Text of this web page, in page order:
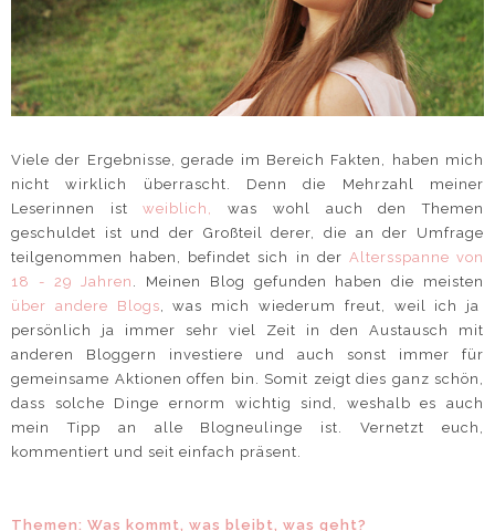
Viele der Ergebnisse, gerade im Bereich Fakten, haben mich
nicht wirklich überrascht. Denn die Mehrzahl meiner
Leserinnen istweiblich,
was wohl auch den Themen
geschuldet ist und der Großteil derer, die an der Umfrage
teilgenommen haben, befindet sich in der Altersspanne von
18 - 29 Jahren
. Meinen Blog gefunden haben die meisten
über andere Blogs , was mich wiederum freut, weil ich ja
persönlich ja immer sehr viel Zeit in den Austausch mit
anderen Bloggern investiere und auch sonst immer für
gemeinsame Aktionen offen bin. Somit zeigt dies ganz schön,
dass solche Dinge ernorm wichtig sind, weshalb es auch
mein Tipp an alle Blogneulinge ist. Vernetzt euch,
kommentiert und seit einfach präsent.
Themen: Was kommt, was bleibt, was geht?